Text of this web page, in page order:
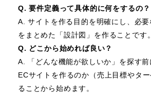
Q. 要件定義って具体的に何をするの？
A. サイトを作る目的を明確にし、必要
をまとめた「設計図」を作ることです。
Q. どこから始めれば良い？
A. 「どんな機能が欲しいか」を探す
ECサイトを作るのか（売上目標やタ
ることから始めます。